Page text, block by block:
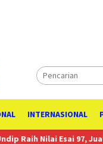
INTERNASIONAL
97, Juara 1 Nasional